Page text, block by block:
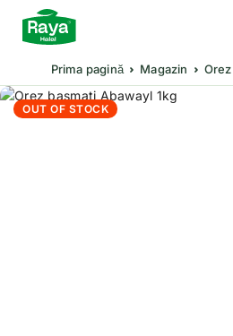
Prima pagină Magazin
OUT OF STOCK